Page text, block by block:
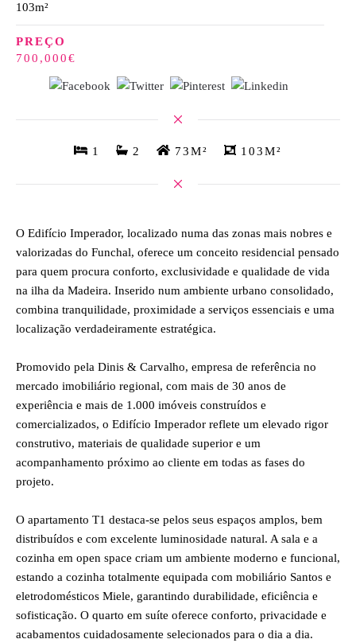
103m²
PREÇO
700,000€
1 2 73M² 103M²
O Edifício Imperador, localizado numa das zonas mais nobres e
valorizadas do Funchal, oferece um conceito residencial pensado
para quem procura conforto, exclusividade e qualidade de vida
na ilha da Madeira. Inserido num ambiente urbano consolidado,
combina tranquilidade, proximidade a serviços essenciais e uma
localização verdadeiramente estratégica.
Promovido pela Dinis & Carvalho, empresa de referência no
mercado imobiliário regional, com mais de 30 anos de
experiência e mais de 1.000 imóveis construídos e
comercializados, o Edifício Imperador reflete um elevado rigor
construtivo, materiais de qualidade superior e um
acompanhamento próximo ao cliente em todas as fases do
projeto.
O apartamento T1 destaca-se pelos seus espaços amplos, bem
distribuídos e com excelente luminosidade natural. A sala e a
cozinha em open space criam um ambiente moderno e funcional,
estando a cozinha totalmente equipada com mobiliário Santos e
eletrodomésticos Miele, garantindo durabilidade, eficiência e
sofisticação. O quarto em suíte oferece conforto, privacidade e
acabamentos cuidadosamente selecionados para o dia a dia.